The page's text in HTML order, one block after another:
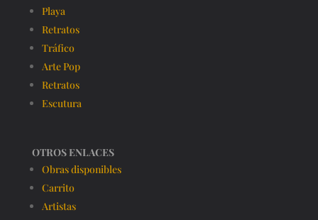
Playa
Retratos
Tráfico
Arte Pop
Retratos
Escutura
OTROS ENLACES
Obras disponibles
Carrito
Artistas